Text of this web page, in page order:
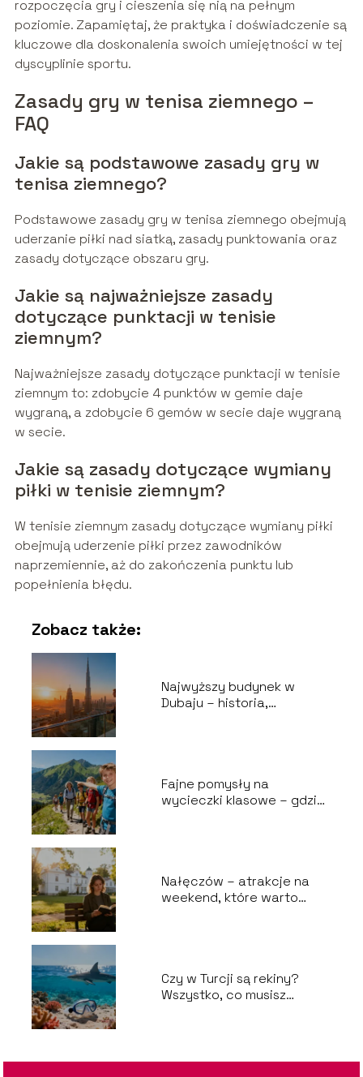
rozpoczęcia gry i cieszenia się nią na pełnym
poziomie. Zapamiętaj, że praktyka i doświadczenie są
kluczowe dla doskonalenia swoich umiejętności w tej
dyscyplinie sportu.
Zasady gry w tenisa ziemnego –
FAQ
Jakie są podstawowe zasady gry w
tenisa ziemnego?
Podstawowe zasady gry w tenisa ziemnego obejmują
uderzanie piłki nad siatką, zasady punktowania oraz
zasady dotyczące obszaru gry.
Jakie są najważniejsze zasady
dotyczące punktacji w tenisie
ziemnym?
Najważniejsze zasady dotyczące punktacji w tenisie
ziemnym to: zdobycie 4 punktów w gemie daje
wygraną, a zdobycie 6 gemów w secie daje wygraną
w secie.
Jakie są zasady dotyczące wymiany
piłki w tenisie ziemnym?
W tenisie ziemnym zasady dotyczące wymiany piłki
obejmują uderzenie piłki przez zawodników
naprzemiennie, aż do zakończenia punktu lub
popełnienia błędu.
Zobacz także:
Najwyższy budynek w
Dubaju – historia,
Fajne pomysły na
wycieczki klasowe – gdzie
Nałęczów – atrakcje na
weekend, które warto
Czy w Turcji są rekiny?
Wszystko, co musisz